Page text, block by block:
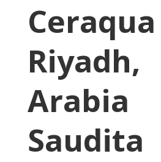
Ceraqua
Riyadh,
Arabia
Saudita